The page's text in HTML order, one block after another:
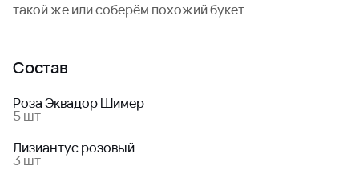
такой же или соберём похожий букет
Состав
Роза Эквадор Шимер
5 шт
Лизиантус розовый
3 шт